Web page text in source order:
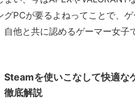
グPCが要るよねってことで、
他と共に認めるゲーマー女子
Steamを使いこなして快適な
徹底解説